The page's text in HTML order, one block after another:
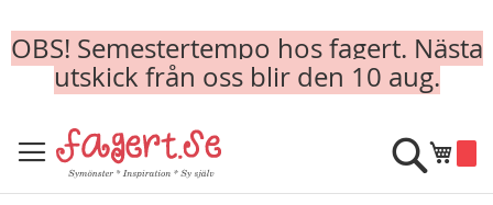
OBS! Semestertempo hos fagert. Nästa
utskick från oss blir den 10 aug.
to
Content
Min
Sök